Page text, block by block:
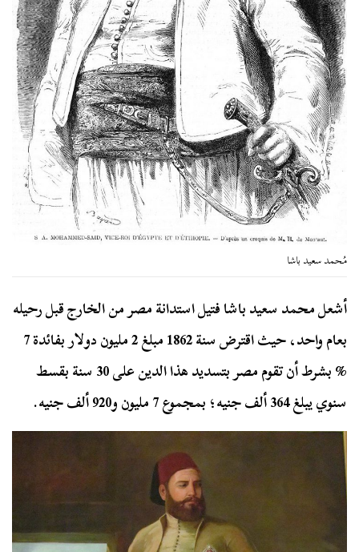
مُحمد سعيد باشا
أشعل محمد سعيد باشا فتيل استدانة مصر من الخارج قبل رحيله
بعام واحد، حيث اقترض سنة 1862 مبلغ 2 مليون دولار بفائدة 7
% بشرط أن تقوم مصر بتسديد هذا الدين على 30 سنة بقسط
سنوي يبلغ 364 ألف جنيه؛ بمجموع 7 مليون و920 ألف جنيه.